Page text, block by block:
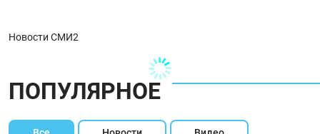
Новости СМИ2
ПОПУЛЯРНОЕ